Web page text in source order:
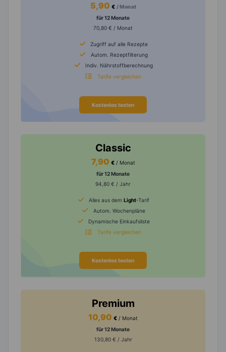
5,90 € / Monat
für 12 Monate
70,80 € / Monat
Zugriff auf alle Rezepte
Autom. Rezeptfilterung
Indiv. Nährstoffberechnung
Tarife vergleichen
Kostenlos testen
Classic
7,90 € / Monat
für 12 Monate
94,80 € / Jahr
Alles aus dem Light-Tarif
Autom. Wochenpläne
Dynamische Einkaufsliste
Tarife vergleichen
Kostenlos testen
Premium
10,90 € / Monat
für 12 Monate
130,80 € / Jahr